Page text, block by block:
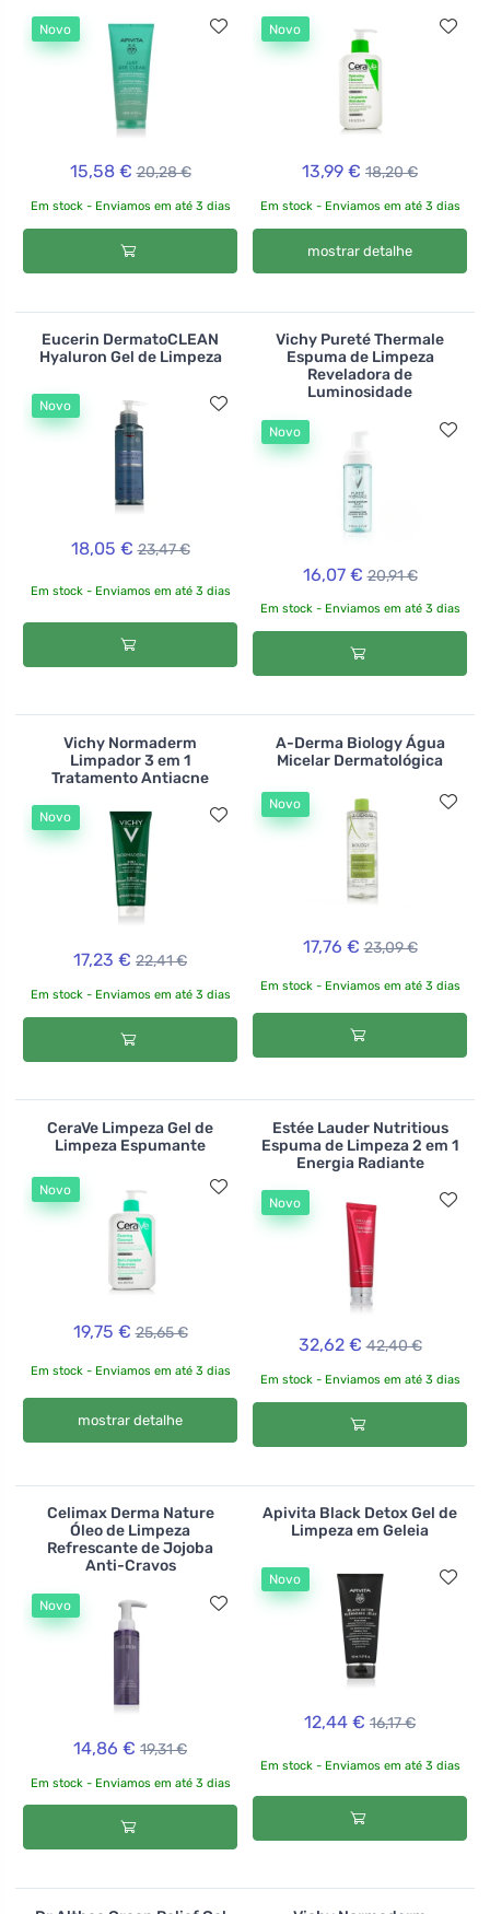
Novo
15,58 € 20,28 €
Em stock - Enviamos em até 3 dias
Novo
13,99 € 18,20 €
Em stock - Enviamos em até 3 dias
mostrar detalhe
Eucerin DermatoCLEAN
Hyaluron Gel de Limpeza
Novo
18,05 € 23,47 €
Em stock - Enviamos em até 3 dias
Vichy Pureté Thermale
Espuma de Limpeza
Reveladora de
Luminosidade
Novo
16,07 € 20,91 €
Em stock - Enviamos em até 3 dias
Vichy Normaderm
Limpador 3 em 1
Tratamento Antiacne
Novo
17,23 € 22,41 €
Em stock - Enviamos em até 3 dias
A-Derma Biology Água
Micelar Dermatológica
Novo
17,76 € 23,09 €
Em stock - Enviamos em até 3 dias
CeraVe Limpeza Gel de
Limpeza Espumante
Novo
19,75 € 25,65 €
Em stock - Enviamos em até 3 dias
mostrar detalhe
Estée Lauder Nutritious
Espuma de Limpeza 2 em 1
Energia Radiante
Novo
32,62 € 42,40 €
Em stock - Enviamos em até 3 dias
Celimax Derma Nature
Óleo de Limpeza
Refrescante de Jojoba
Anti-Cravos
Novo
14,86 € 19,31 €
Em stock - Enviamos em até 3 dias
Apivita Black Detox Gel de
Limpeza em Geleia
Novo
12,44 € 16,17 €
Em stock - Enviamos em até 3 dias